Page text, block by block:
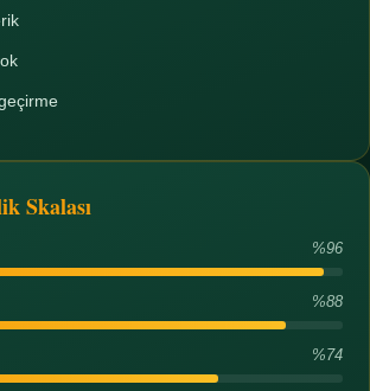
Skalası
%96
%88
%74